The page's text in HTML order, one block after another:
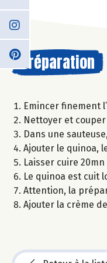
Préparation
Emincer finement
Nettoyer et
Dans une
Ajouter le quinoa,
Laisser cuire
Le quinoa est cuit
Attention, la
Ajouter la crème